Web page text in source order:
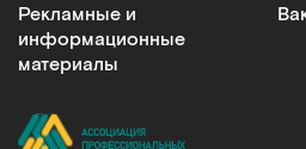
Сообщить о
Рекламные и
информационные
материалы